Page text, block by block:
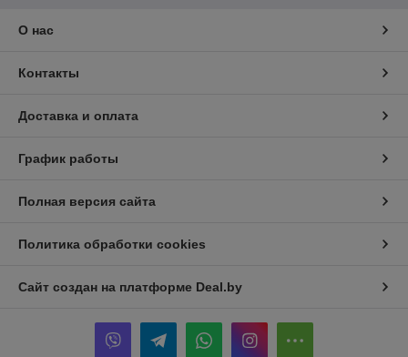
О нас
Контакты
Доставка и оплата
График работы
Полная версия сайта
Политика обработки cookies
Сайт создан на платформе Deal.by